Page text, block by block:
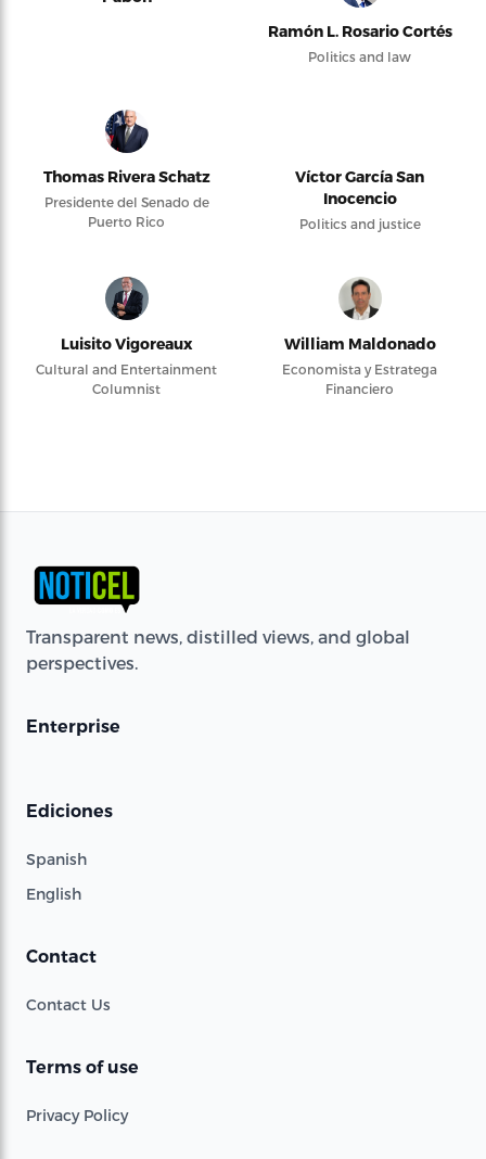
Ramón L. Rosario Cortés
Politics and law
Thomas Rivera Schatz
Presidente del Senado de
Puerto Rico
Víctor García San
Inocencio
Politics and justice
Luisito Vigoreaux
Cultural and Entertainment
Columnist
William Maldonado
Economista y Estratega
Financiero
Transparent news, distilled views, and global
perspectives.
Enterprise
Ediciones
Spanish
English
Contact
Contact Us
Terms of use
Privacy Policy